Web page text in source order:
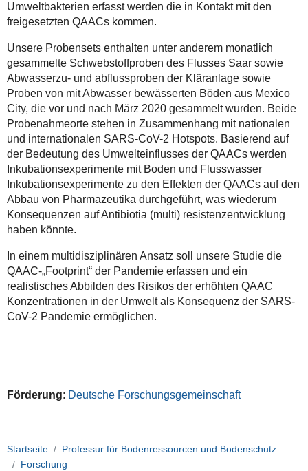
Umweltbakterien erfasst werden die in Kontakt mit den
freigesetzten QAACs kommen.
Unsere Probensets enthalten unter anderem monatlich
gesammelte Schwebstoffproben des Flusses Saar sowie
Abwasserzu- und abflussproben der Kläranlage sowie
Proben von mit Abwasser bewässerten Böden aus Mexico
City, die vor und nach März 2020 gesammelt wurden. Beide
Probenahmeorte stehen in Zusammenhang mit nationalen
und internationalen SARS-CoV-2 Hotspots. Basierend auf
der Bedeutung des Umwelteinflusses der QAACs werden
Inkubationsexperimente mit Boden und Flusswasser
Inkubationsexperimente zu den Effekten der QAACs auf den
Abbau von Pharmazeutika durchgeführt, was wiederum
Konsequenzen auf Antibiotia (multi) resistenzentwicklung
haben könnte.
In einem multidisziplinären Ansatz soll unsere Studie die
QAAC-„Footprint“ der Pandemie erfassen und ein
realistisches Abbilden des Risikos der erhöhten QAAC
Konzentrationen in der Umwelt als Konsequenz der SARS-
CoV-2 Pandemie ermöglichen.
Förderung: Deutsche Forschungsgemeinschaft
Startseite
Professur für Bodenressourcen und Bodenschutz
Forschung